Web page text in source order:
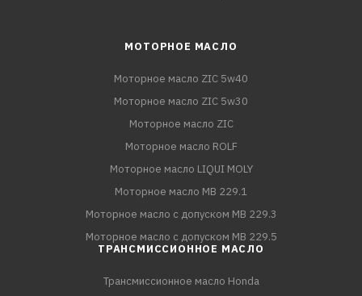
МОТОРНОЕ МАСЛО
Моторное масло ZIC 5w40
Моторное масло ZIC 5w30
Моторное масло ZIC
Моторное масло ROLF
Моторное масло LIQUI MOLY
Моторное масло MB 229.1
Моторное масло с допуском MB 229.3
Моторное масло с допуском MB 229.5
ТРАНСМИССИОННОЕ МАСЛО
Трансмиссионное масло Honda